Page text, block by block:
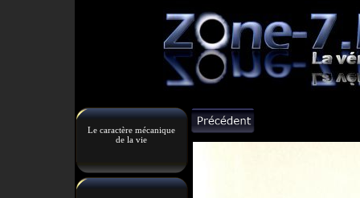
Le caractère mécanique
de la vie